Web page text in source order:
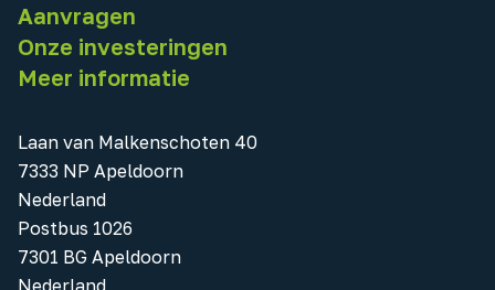
Aanvragen
Onze investeringen
Meer informatie
Laan van Malkenschoten 40
7333 NP Apeldoorn
Nederland
Postbus 1026
7301 BG Apeldoorn